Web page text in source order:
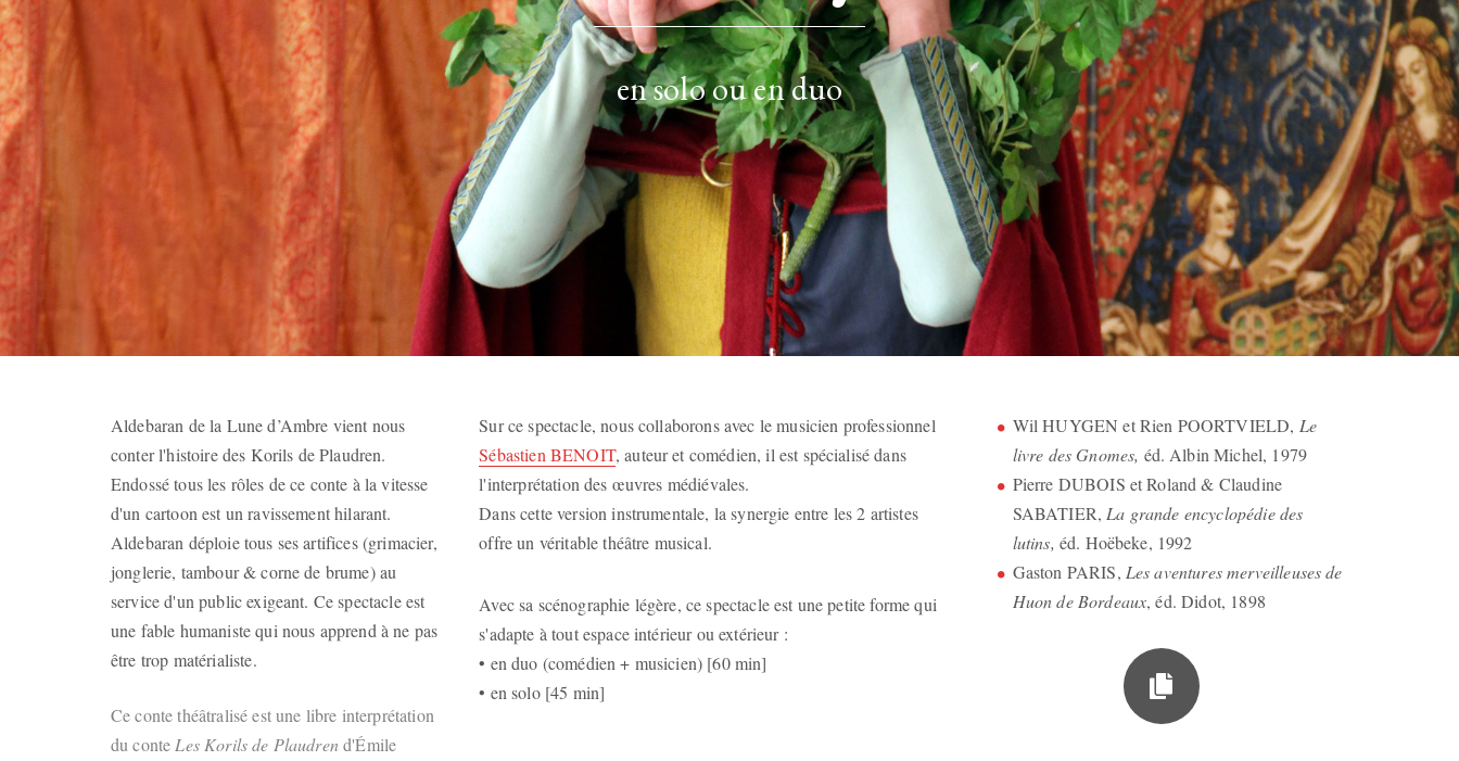
en solo ou en duo
Aldebaran de la Lune d’Ambre vient nous
conter l'histoire des Korils de Plaudren.
Endossé tous les rôles de ce conte à la vitesse
d'un cartoon est un ravissement hilarant.
Aldebaran déploie tous ses artifices (grimacier,
jonglerie, tambour & corne de brume) au
service d'un public exigeant. Ce spectacle est
une fable humaniste qui nous apprend à ne pas
être trop matérialiste.
Ce conte théâtralisé est une libre interprétation
du conte Les Korils de Plaudrend'Émile
Sur ce spectacle, nous collaborons avec le musicien professionnel
Sébastien BENOIT, auteur et comédien, il est spécialisé dans
l'interprétation des œuvres médiévales.
Dans cette version instrumentale, la synergie entre les 2 artistes
offre un véritable théâtre musical.
Avec sa scénographie légère, ce spectacle est une petite forme qui
s'adapte à tout espace intérieur ou extérieur :
• en duo (comédien + musicien) [60 min]
• en solo [45 min]
Wil HUYGEN et Rien POORTVIELD, Le
livre des Gnomes, éd. Albin Michel, 1979
Pierre DUBOIS et Roland & Claudine
SABATIER, La grande encyclopédie des
lutins, éd. Hoëbeke, 1992
Gaston PARIS, Les aventures merveilleuses de
Huon de Bordeaux, éd. Didot, 1898